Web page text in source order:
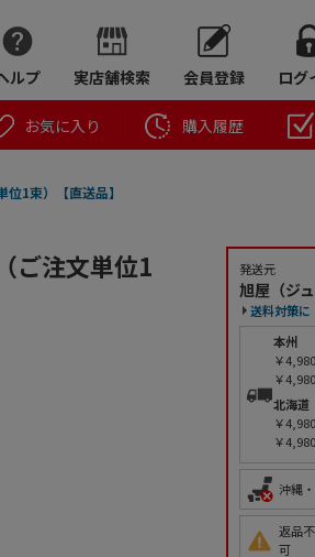
ルプ 実店舗検索 会員登録 ログ
お気に入り 購入履歴
1束）【直送品】
注文単位1
発送元
旭屋（ジ
送料対策に
本州
￥
￥
北海道
￥
￥
沖縄
返品
可